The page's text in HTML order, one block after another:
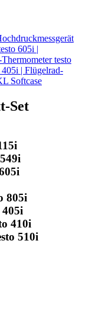
605i |
testo
| Flügelrad-
Softcase
Set
805i
405i
410i
510i